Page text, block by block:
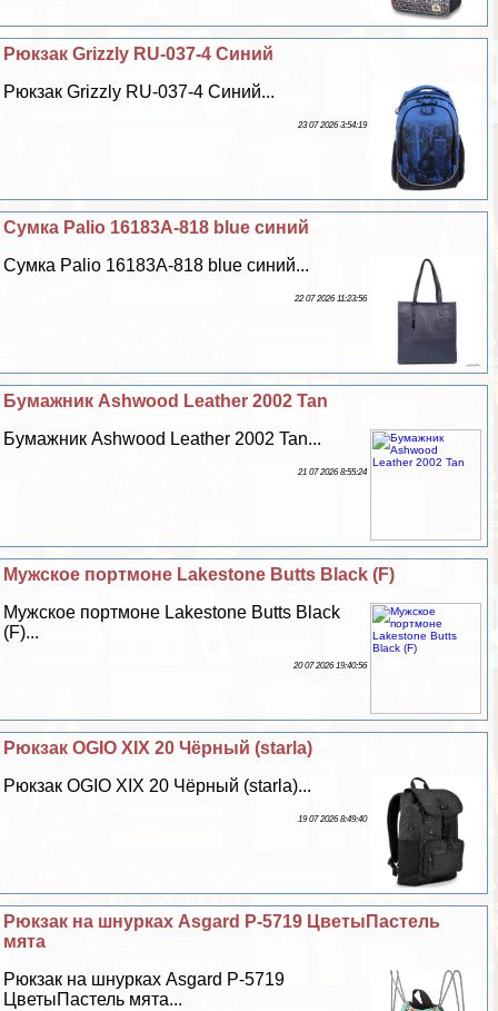
Рюкзак Grizzly RU-037-4 Синий
Рюкзак Grizzly RU-037-4 Синий...
23 07 2026 3:54:19
Сумка Palio 16183A-818 blue синий
Сумка Palio 16183A-818 blue синий...
22 07 2026 11:23:56
Бумажник Ashwood Leather 2002 Tan
Бумажник Ashwood Leather 2002 Tan...
21 07 2026 8:55:24
Мужское портмоне Lakestone Butts Black (F)
Мужское портмоне Lakestone Butts Black
(F)...
20 07 2026 19:40:56
Рюкзак OGIO XIX 20 Чёрный (starla)
Рюкзак OGIO XIX 20 Чёрный (starla)...
19 07 2026 8:49:40
Рюкзак на шнурках Asgard Р-5719 ЦветыПастель
мята
Рюкзак на шнурках Asgard Р-5719
ЦветыПастель мята...